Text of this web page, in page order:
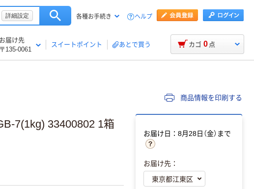
詳細設定 各種お手続き ヘルプ
お届け先
〒135-0061
スイートポイント あとで買う カゴ 0 点
商品情報を印刷する
7(1kg) 33400802 1箱
お届け日：8月28日（金）まで
お届け先：